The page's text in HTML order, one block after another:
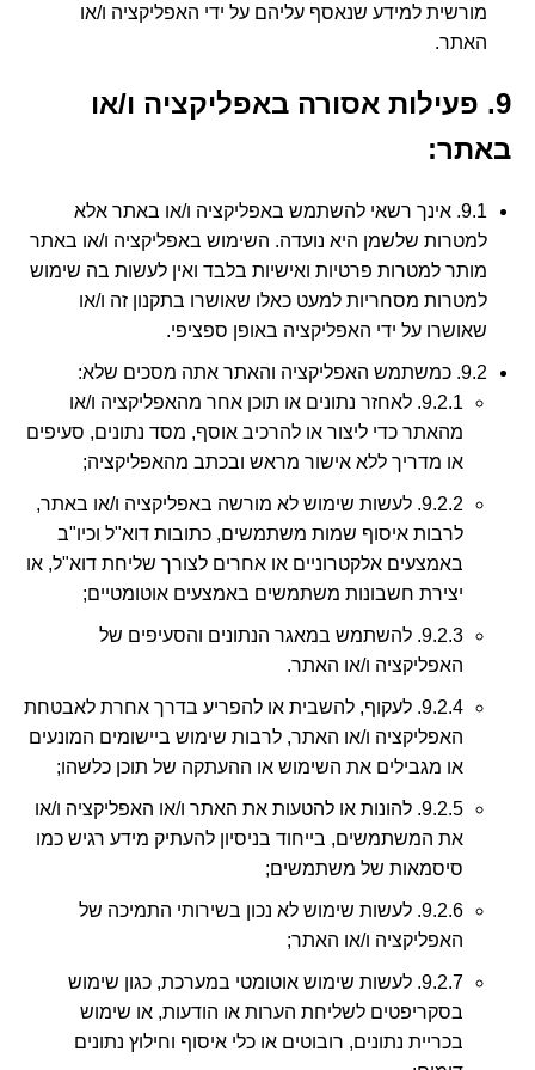
מורשית למידע שנאסף עליהם על ידי האפליקציה ו/או
האתר.
9. פעילות אסורה באפליקציה ו/או
באתר:
9.1. אינך רשאי להשתמש באפליקציה ו/או באתר אלא
למטרות שלשמן היא נועדה. השימוש באפליקציה ו/או באתר
מותר למטרות פרטיות ואישיות בלבד ואין לעשות בה שימוש
למטרות מסחריות למעט כאלו שאושרו בתקנון זה ו/או
שאושרו על ידי האפליקציה באופן ספציפי.
9.2. כמשתמש האפליקציה והאתר אתה מסכים שלא:
9.2.1. לאחזר נתונים או תוכן אחר מהאפליקציה ו/או
מהאתר כדי ליצור או להרכיב אוסף, מסד נתונים, סעיפים
או מדריך ללא אישור מראש ובכתב מהאפליקציה;
9.2.2. לעשות שימוש לא מורשה באפליקציה ו/או באתר,
לרבות איסוף שמות משתמשים, כתובות דוא"ל וכיו"ב
באמצעים אלקטרוניים או אחרים לצורך שליחת דוא"ל, או
יצירת חשבונות משתמשים באמצעים אוטומטיים;
9.2.3. להשתמש במאגר הנתונים והסעיפים של
האפליקציה ו/או האתר.
9.2.4. לעקוף, להשבית או להפריע בדרך אחרת לאבטחת
האפליקציה ו/או האתר, לרבות שימוש ביישומים המונעים
או מגבילים את השימוש או ההעתקה של תוכן כלשהו;
9.2.5. להונות או להטעות את האתר ו/או האפליקציה ו/או
את המשתמשים, בייחוד בניסיון להעתיק מידע רגיש כמו
סיסמאות של משתמשים;
9.2.6. לעשות שימוש לא נכון בשירותי התמיכה של
האפליקציה ו/או האתר;
9.2.7. לעשות שימוש אוטומטי במערכת, כגון שימוש
בסקריפטים לשליחת הערות או הודעות, או שימוש
בכריית נתונים, רובוטים או כלי איסוף וחילוץ נתונים